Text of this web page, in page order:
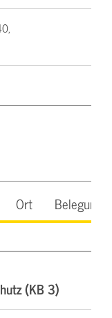
Ort Belegung
(KB 3)